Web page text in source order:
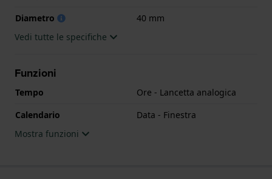
Diametro
40 mm
Vedi tutte le specifiche
Funzioni
Tempo
Ore - Lancetta analogica
Calendario
Data - Finestra
Mostra funzioni